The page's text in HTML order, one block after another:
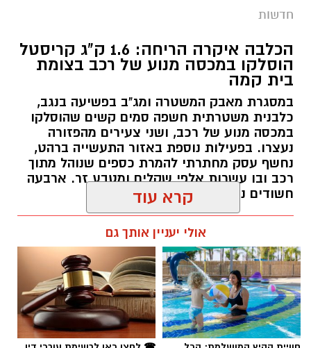
נעצרו. בפעילות נוספת באזור התעשייה ברהט,
נחשף עסק מחתרתי להמרת כספים שנוהל מתוך
רכב ובו עשרות אלפי שקלים ומטבע זר. ארבעה
חשודים נעצרו בסך הכל.
רותם שרון / 19:00 06.08.26
תגים:משטרה
קרא עוד
אולי יעניין אותך גם
חוויית הקיץ המושלמת: הכל
במקום אחד ברשת הקאנטרי-
חודשיים + חודש מתנה (כולל
☎ לחצו כאן לרשימת עורכי דין
בבאר שבע - אינדקס באר שבע
נט
חדשות
פרסום ראשון: בני 13 ו-14 חשודים
במעשי סדום קשים וצילום ההתעללות
בנערים בפארק בב''ש